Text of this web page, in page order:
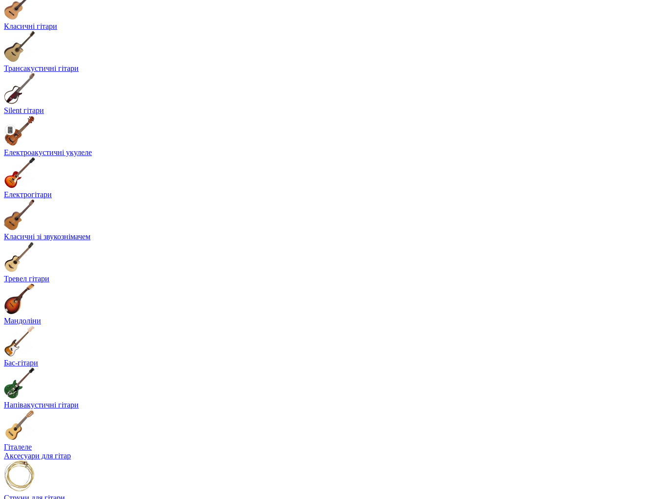
Класичні гітари
Трансакустичні гітари
Silent гітари
Електроакустичні укулеле
Електрогітари
Класичні зі звукознімачем
Тревел гітари
Мандоліни
Бас-гітари
Напівакустичні гітари
Гіталеле
Аксесуари для гітар